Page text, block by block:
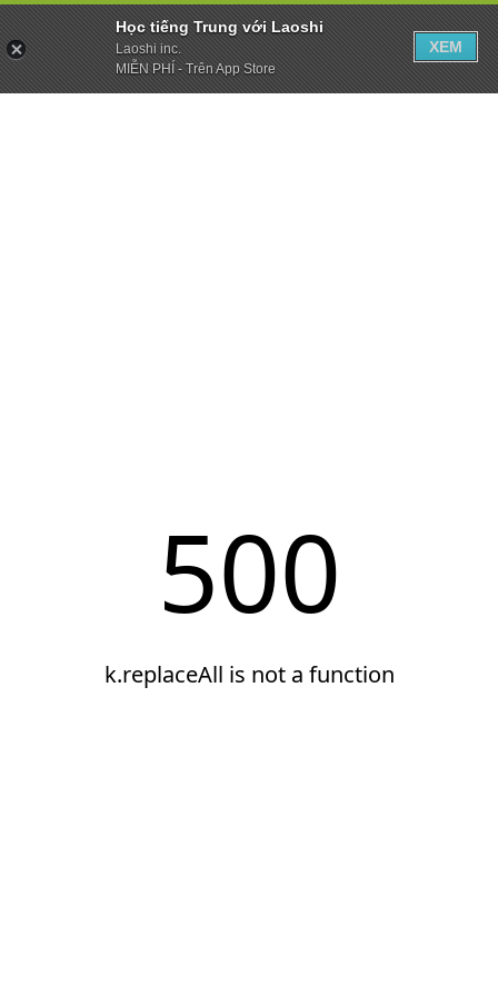
Học tiếng Trung với Laoshi
Laoshi inc.
MIỄN PHÍ - Trên App Store
XEM
500
k.replaceAll is not a function